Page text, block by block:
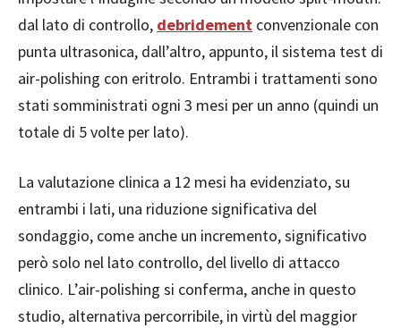
dal lato di controllo, debridement convenzionale con
punta ultrasonica, dall’altro, appunto, il sistema test di
air-polishing con eritrolo. Entrambi i trattamenti sono
stati somministrati ogni 3 mesi per un anno (quindi un
totale di 5 volte per lato).
La valutazione clinica a 12 mesi ha evidenziato, su
entrambi i lati, una riduzione significativa del
sondaggio, come anche un incremento, significativo
però solo nel lato controllo, del livello di attacco
clinico. L’air-polishing si conferma, anche in questo
studio, alternativa percorribile, in virtù del maggior